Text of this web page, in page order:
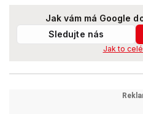
Jak vám má Google
Sledujte nás
Jak to